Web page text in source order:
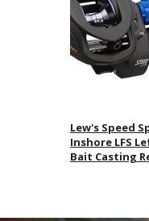
Lew's Speed
Inshore LFS
Bait Casting